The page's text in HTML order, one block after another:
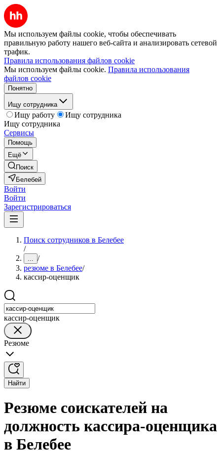
Мы используем файлы cookie, чтобы обеспечивать
правильную работу нашего веб-сайта и анализировать сетевой
трафик.
Правила использования файлов cookie
Мы используем файлы cookie. Правила использования
файлов cookie
Понятно
Ищу сотрудника
Ищу работу
Ищу сотрудника
Ищу сотрудника
Сервисы
Помощь
Ещё
Поиск
Белебей
Войти
Войти
Зарегистрироваться
Поиск сотрудников в Белебее
/
... /
резюме в Белебее/
кассир-оценщик
кассир-оценщик
Резюме
Найти
Резюме соискателей на
должность кассира-оценщика
в Белебее